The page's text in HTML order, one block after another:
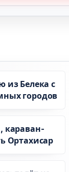
из Белека с
городов
караван-
Ортахисар